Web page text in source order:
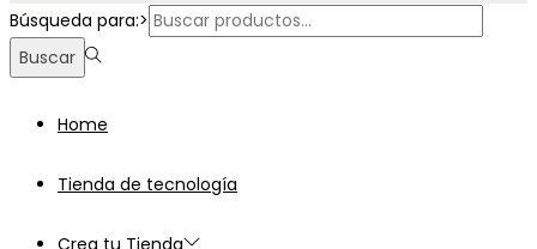
Búsqueda para:>
Buscar
Home
Tienda de tecnología
Crea tu Tienda